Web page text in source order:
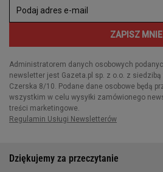
Dziękujemy za przeczytanie